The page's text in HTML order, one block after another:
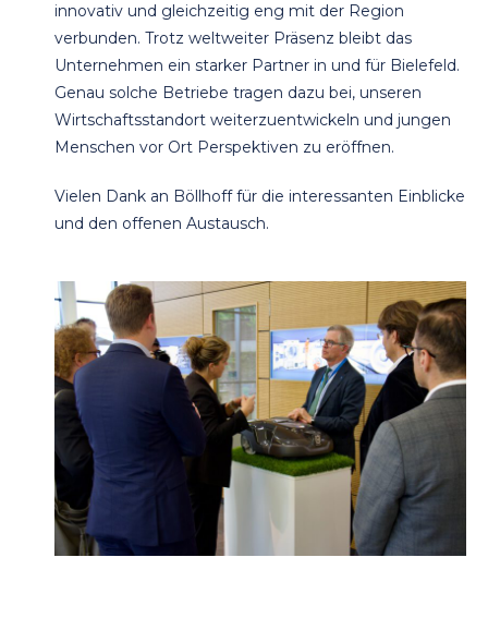
innovativ und gleichzeitig eng mit der Region
verbunden. Trotz weltweiter Präsenz bleibt das
Unternehmen ein starker Partner in und für Bielefeld.
Genau solche Betriebe tragen dazu bei, unseren
Wirtschaftsstandort weiterzuentwickeln und jungen
Menschen vor Ort Perspektiven zu eröffnen.
Vielen Dank an Böllhoff für die interessanten Einblicke
und den offenen Austausch.